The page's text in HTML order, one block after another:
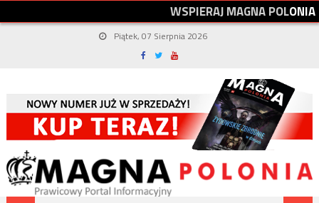
WSPIERAJMAGNAPOLONIA
Piątek, 07 Sierpnia 2026